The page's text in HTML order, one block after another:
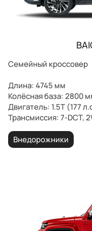
Семейный кроссовер
Длина: 4745 мм
Колёсная база: 2800
Двигатель: 1.5Т (177
Трансмиссия: 7-DCT,
Внедорожники